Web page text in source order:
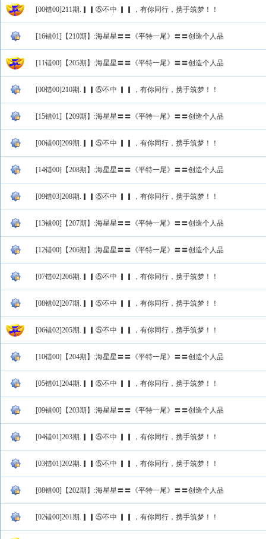
[00错00]211期.▎▎⑤不中 ▎▎，有你同行，携手筑梦！！
[16错01]【210期】:海星星〓〓《平特一尾》〓〓创造个人品
[11错00]【205期】:海星星〓〓《平特一尾》〓〓创造个人品
[00错00]210期.▎▎⑤不中 ▎▎，有你同行，携手筑梦！！
[15错01]【209期】:海星星〓〓《平特一尾》〓〓创造个人品
[00错00]209期.▎▎⑤不中 ▎▎，有你同行，携手筑梦！！
[14错00]【208期】:海星星〓〓《平特一尾》〓〓创造个人品
[09错03]208期.▎▎⑤不中 ▎▎，有你同行，携手筑梦！！
[13错00]【207期】:海星星〓〓《平特一尾》〓〓创造个人品
[12错00]【206期】:海星星〓〓《平特一尾》〓〓创造个人品
[07错02]206期.▎▎⑤不中 ▎▎，有你同行，携手筑梦！！
[08错02]207期.▎▎⑤不中 ▎▎，有你同行，携手筑梦！！
[06错02]205期.▎▎⑤不中 ▎▎，有你同行，携手筑梦！！
[10错00]【204期】:海星星〓〓《平特一尾》〓〓创造个人品
[05错01]204期.▎▎⑤不中 ▎▎，有你同行，携手筑梦！！
[09错00]【203期】:海星星〓〓《平特一尾》〓〓创造个人品
[04错01]203期.▎▎⑤不中 ▎▎，有你同行，携手筑梦！！
[03错01]202期.▎▎⑤不中 ▎▎，有你同行，携手筑梦！！
[08错00]【202期】:海星星〓〓《平特一尾》〓〓创造个人品
[02错00]201期.▎▎⑤不中 ▎▎，有你同行，携手筑梦！！